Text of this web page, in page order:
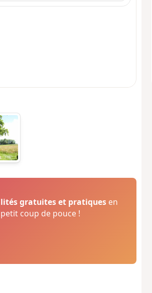
gratuites et pratiques en
coup de pouce !